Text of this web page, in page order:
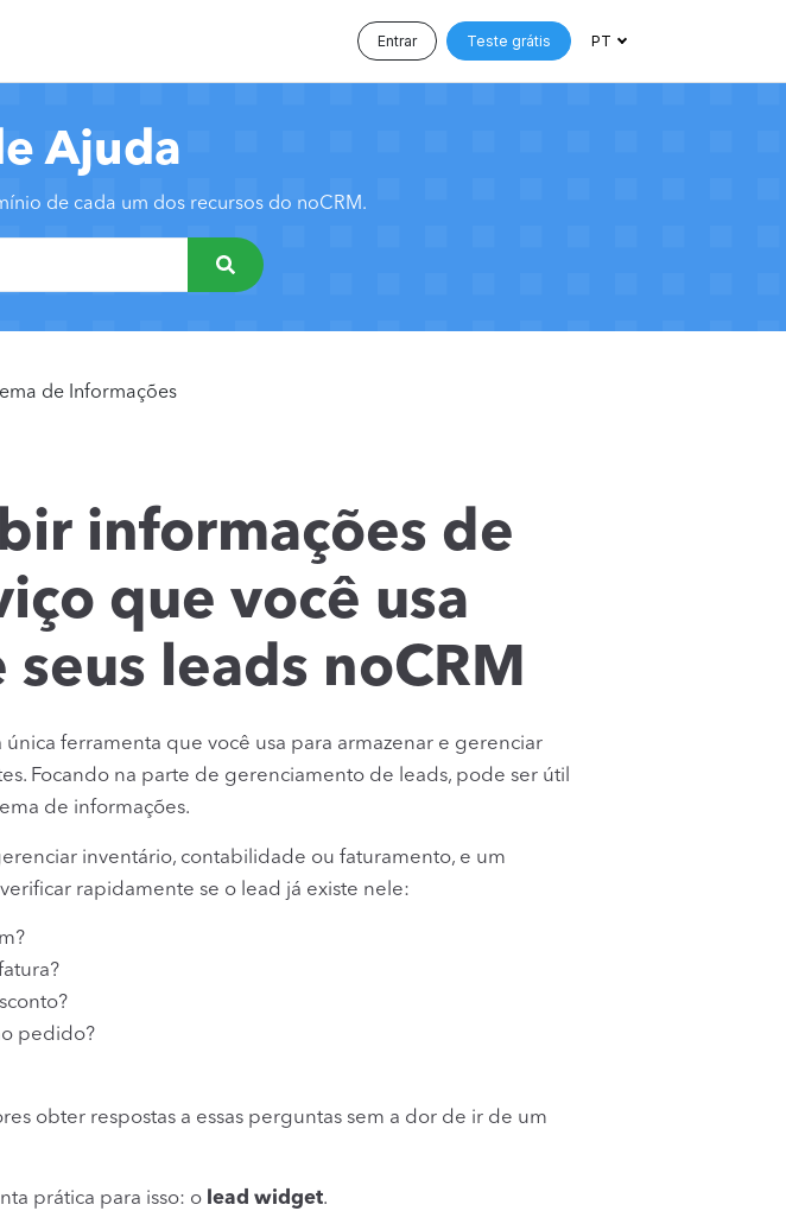
Entrar Teste grátis PT
Ajuda
de cada um dos recursos do noCRM.
de Informações
informações de
que você usa
leads noCRM
ferramenta que você usa para armazenar e gerenciar
Focando na parte de gerenciamento de leads, pode ser útil
de informações.
inventário, contabilidade ou faturamento, e um
rapidamente se o lead já existe nele:
pedido?
obter respostas a essas perguntas sem a dor de ir de um
prática para isso: o lead widget.